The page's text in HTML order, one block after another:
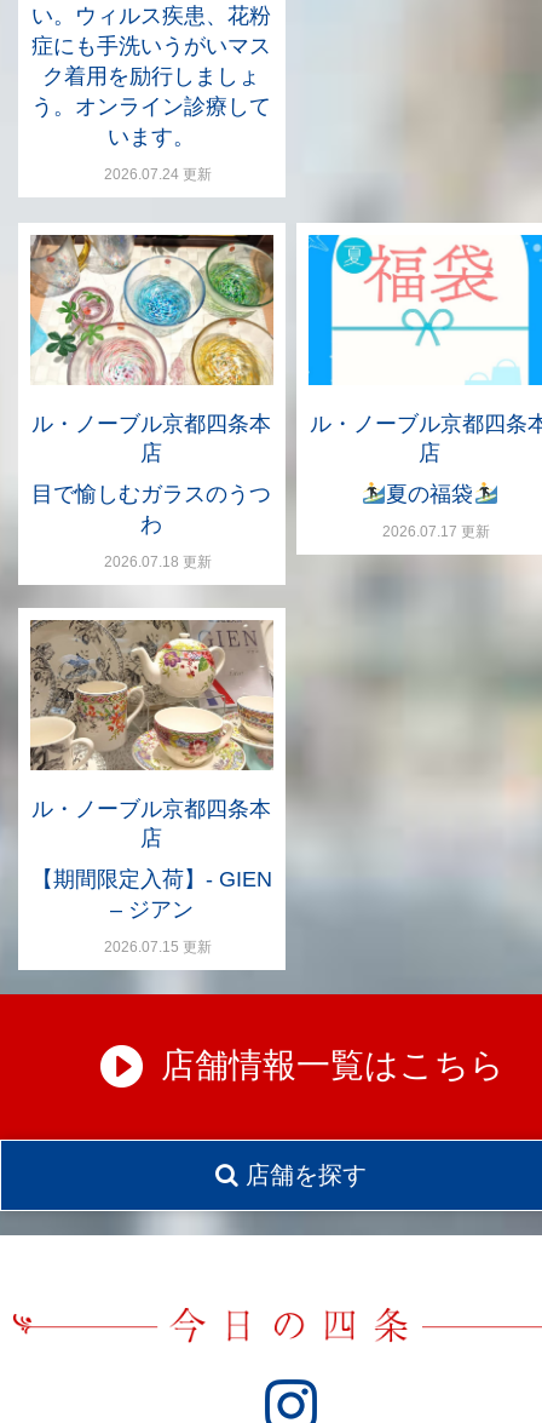
い。ウィルス疾患、花粉
症にも手洗いうがいマス
ク着用を励行しましょ
う。オンライン診療して
います。
2026.07.24 更新
ル・ノーブル京都四条本
店
目で愉しむガラスのうつ
わ
2026.07.18 更新
ル・ノーブル京都四条
店
夏の福袋
2026.07.17 更新
ル・ノーブル京都四条本
店
【期間限定入荷】- GIEN
– ジアン
2026.07.15 更新
店舗情報一覧はこちら
店舗を探す